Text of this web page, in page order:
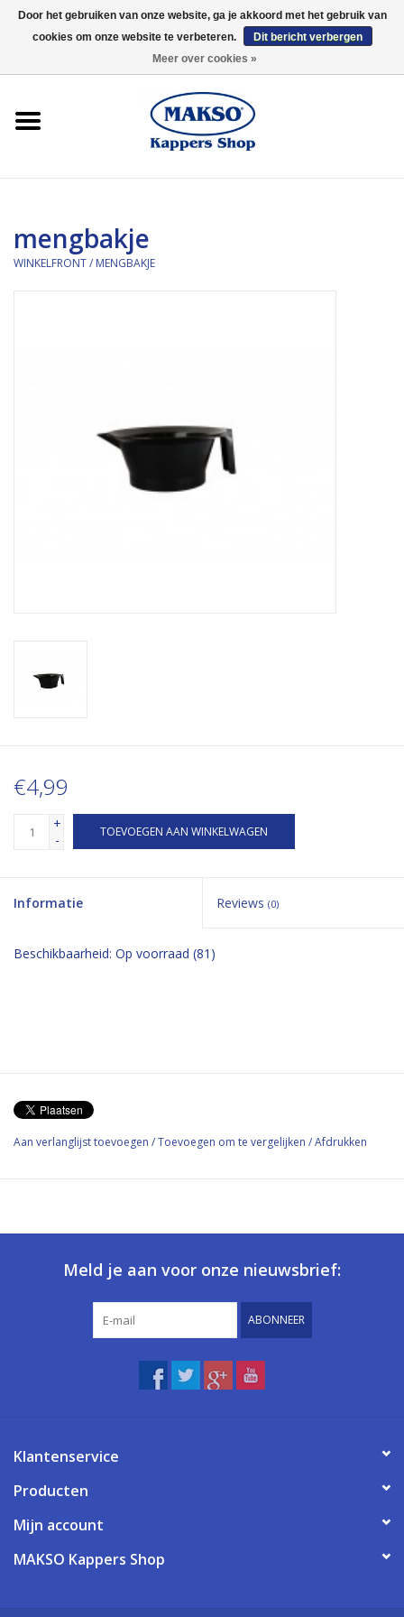
0 Artikelen - €0,00
Kaaral
mengbakje
WINKELFRONT/ MENGBAKJE
€4,99
+
-
TOEVOEGEN AAN WINKELWAGEN
Informatie Reviews (0)
Beschikbaarheid: Op voorraad (81)
Aan verlanglijst toevoegen /Toevoegen om te vergelijken /Afdrukken
Meld je aan voor onze nieuwsbrief:
ABONNEER
Klantenservice
Producten
Mijn account
MAKSO Kappers Shop
Door het gebruiken van onze website, ga je akkoord met het gebruik van
cookies om onze website te verbeteren.
Dit bericht verbergen
Meer over cookies »